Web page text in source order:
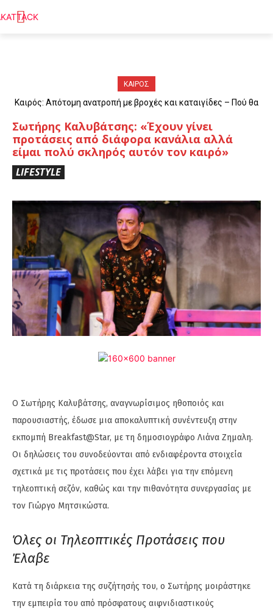
ΚΑΙΡΟΣ
Καιρός: Απότομη ανατροπή με βροχές και καταιγίδες – Πού θα
Σωτήρης Καλυβάτσης: «Έχουν γίνει
προτάσεις από διάφορα κανάλια αλλά
είμαι πολύ σκληρός αυτόν τον καιρό»
LIFESTYLE
Ο Σωτήρης Καλυβάτσης, αναγνωρίσιμος ηθοποιός και
παρουσιαστής, έδωσε μια αποκαλυπτική συνέντευξη στην
εκπομπή Breakfast@Star, με τη δημοσιογράφο Λιάνα Ζημαλη.
Οι δηλώσεις του συνοδεύονται από ενδιαφέροντα στοιχεία
σχετικά με τις προτάσεις που έχει λάβει για την επόμενη
τηλεοπτική σεζόν, καθώς και την πιθανότητα συνεργασίας με
τον Γιώργο Μητσικώστα.
Όλες οι Τηλεοπτικές Προτάσεις που
Έλαβε
Κατά τη διάρκεια της συζήτησής του, ο Σωτήρης μοιράστηκε
την εμπειρία του από πρόσφατους αιφνιδιαστικούς